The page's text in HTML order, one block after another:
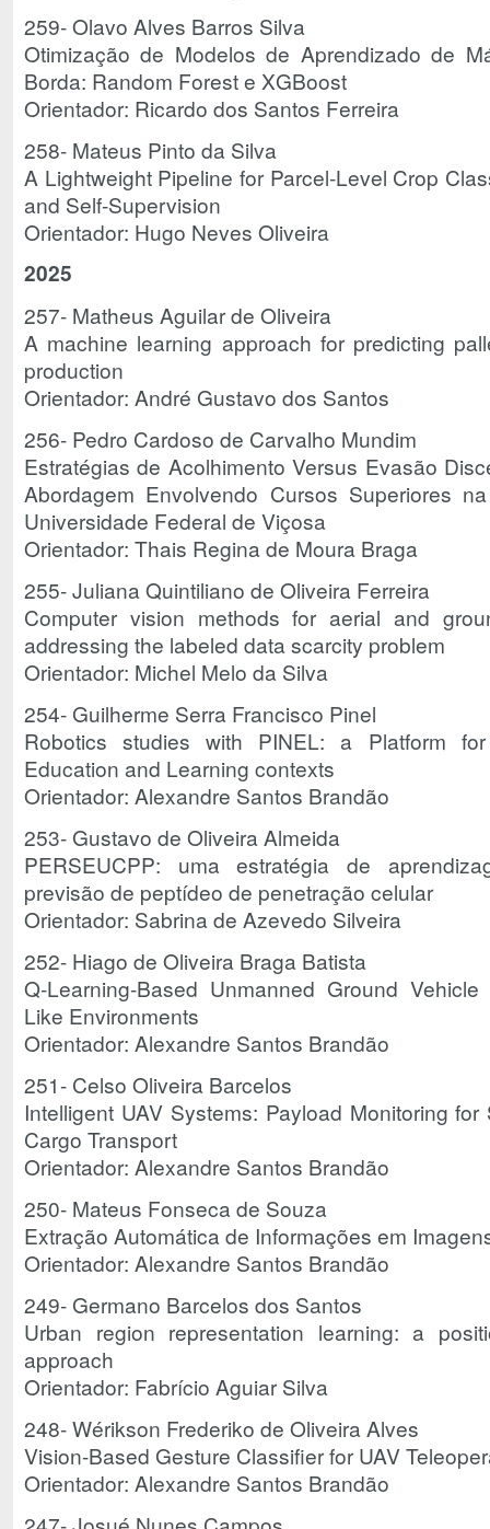
259- Olavo Alves Barros Silva
Otimização de Modelos de Aprendizado de
Borda: Random Forest e XGBoost
Orientador: Ricardo dos Santos Ferreira
258- Mateus Pinto da Silva
A Lightweight Pipeline for Parcel-Level Crop
and Self-Supervision
Orientador: Hugo Neves Oliveira
2025
257- Matheus Aguilar de Oliveira
A machine learning approach for predicting
production
Orientador: André Gustavo dos Santos
256- Pedro Cardoso de Carvalho Mundim
Estratégias de Acolhimento Versus Evasão
Abordagem Envolvendo Cursos Superiores
Universidade Federal de Viçosa
Orientador: Thais Regina de Moura Braga
255- Juliana Quintiliano de Oliveira Ferreira
Computer vision methods for aerial and
addressing the labeled data scarcity problem
Orientador: Michel Melo da Silva
254- Guilherme Serra Francisco Pinel
Robotics studies with PINEL: a Platform
Education and Learning contexts
Orientador: Alexandre Santos Brandão
253- Gustavo de Oliveira Almeida
PERSEUCPP: uma estratégia de
previsão de peptídeo de penetração celular
Orientador: Sabrina de Azevedo Silveira
252- Hiago de Oliveira Braga Batista
Q-Learning-Based Unmanned Ground
Like Environments
Orientador: Alexandre Santos Brandão
251- Celso Oliveira Barcelos
Intelligent UAV Systems: Payload Monitoring
Cargo Transport
Orientador: Alexandre Santos Brandão
250- Mateus Fonseca de Souza
Extração Automática de Informações em
Orientador: Alexandre Santos Brandão
249- Germano Barcelos dos Santos
Urban region representation learning: a
approach
Orientador: Fabrício Aguiar Silva
248- Wérikson Frederiko de Oliveira Alves
Vision-Based Gesture Classifier for UAV
Orientador: Alexandre Santos Brandão